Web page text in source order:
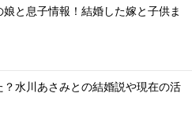
と息子情報！結婚した嫁と子供ま
？水川あさみとの結婚説や現在の活